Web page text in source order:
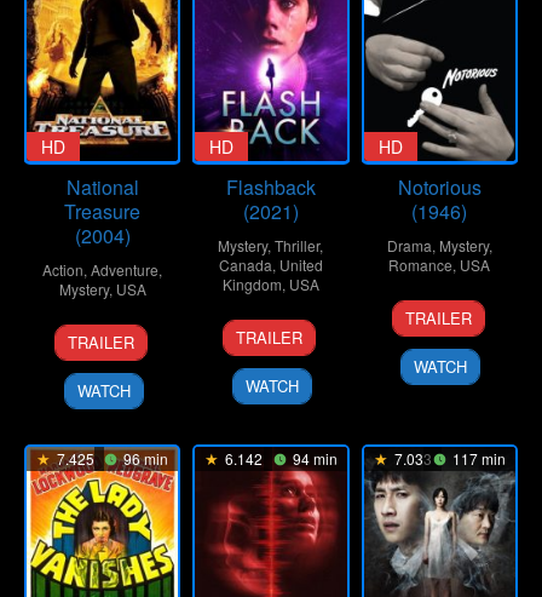
HD
National
Treasure
(2004)
Action,Adventure,
Mystery, USA
19
Nov
2004
Jon
Turteltaub
TRAILER
WATCH
HD
Flashback
(2021)
Mystery,Thriller,
Canada, United
Kingdom, USA
3
Jun
2021
Christopher
MacBride
TRAILER
WATCH
HD
Notorious
(1946)
Drama, Mystery,
Romance, USA
21
Aug
1946
Alfred
Hitchcock
TRAILER
WATCH
7.425 96 min 6.142 94 min 7.033 117 min